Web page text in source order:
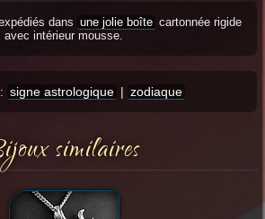
dans une jolie boîte cartonnée rigide
avec intérieur mousse.
signe astrologique | zodiaque
similaires